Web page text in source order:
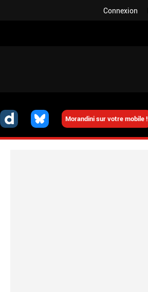
Connexion
Morandini sur votre mobile !